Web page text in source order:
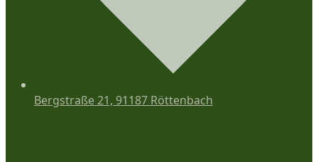
Bergstraße 21, 91187 Röttenbach